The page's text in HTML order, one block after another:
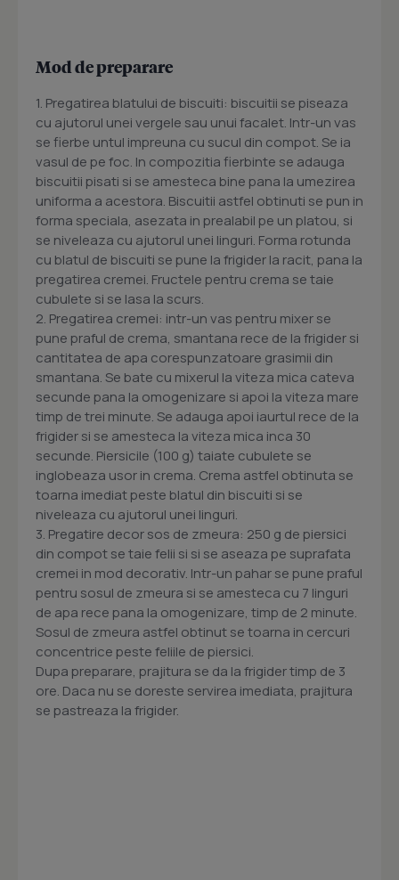
Mod de preparare
1. Pregatirea blatului de biscuiti: biscuitii se piseaza
cu ajutorul unei vergele sau unui facalet. Intr-un vas
se fierbe untul impreuna cu sucul din compot. Se ia
vasul de pe foc. In compozitia fierbinte se adauga
biscuitii pisati si se amesteca bine pana la umezirea
uniforma a acestora. Biscuitii astfel obtinuti se pun in
forma speciala, asezata in prealabil pe un platou, si
se niveleaza cu ajutorul unei linguri. Forma rotunda
cu blatul de biscuiti se pune la frigider la racit, pana la
pregatirea cremei. Fructele pentru crema se taie
cubulete si se lasa la scurs.
2. Pregatirea cremei: intr-un vas pentru mixer se
pune praful de crema, smantana rece de la frigider si
cantitatea de apa corespunzatoare grasimii din
smantana. Se bate cu mixerul la viteza mica cateva
secunde pana la omogenizare si apoi la viteza mare
timp de trei minute. Se adauga apoi iaurtul rece de la
frigider si se amesteca la viteza mica inca 30
secunde. Piersicile (100 g) taiate cubulete se
inglobeaza usor in crema. Crema astfel obtinuta se
toarna imediat peste blatul din biscuiti si se
niveleaza cu ajutorul unei linguri.
3. Pregatire decor sos de zmeura: 250 g de piersici
din compot se taie felii si si se aseaza pe suprafata
cremei in mod decorativ. Intr-un pahar se pune praful
pentru sosul de zmeura si se amesteca cu 7 linguri
de apa rece pana la omogenizare, timp de 2 minute.
Sosul de zmeura astfel obtinut se toarna in cercuri
concentrice peste feliile de piersici.
Dupa preparare, prajitura se da la frigider timp de 3
ore. Daca nu se doreste servirea imediata, prajitura
se pastreaza la frigider.